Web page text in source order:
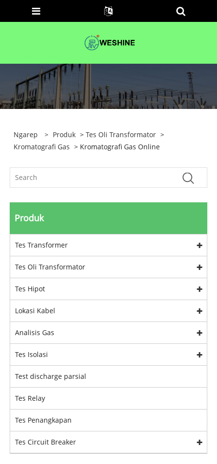
Ngarep > Produk >Tes Oli Transformator >
Kromatografi Gas > Kromatografi Gas Online
Produk
Tes Transformer
Tes Oli Transformator
Tes Hipot
Lokasi Kabel
Analisis Gas
Tes Isolasi
Test discharge parsial
Tes Relay
Tes Penangkapan
Tes Circuit Breaker